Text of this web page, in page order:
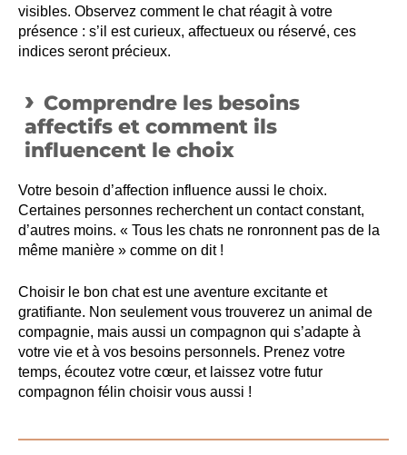
visibles. Observez comment le chat réagit à votre
présence : s’il est curieux, affectueux ou réservé, ces
indices seront précieux.
Comprendre les besoins
affectifs et comment ils
influencent le choix
Votre besoin d’affection influence aussi le choix.
Certaines personnes recherchent un contact constant,
d’autres moins. « Tous les chats ne ronronnent pas de la
même manière » comme on dit !
Choisir le bon chat est une aventure excitante et
gratifiante. Non seulement vous trouverez un animal de
compagnie, mais aussi un compagnon qui s’adapte à
votre vie et à vos besoins personnels. Prenez votre
temps, écoutez votre cœur, et laissez votre futur
compagnon félin choisir vous aussi !